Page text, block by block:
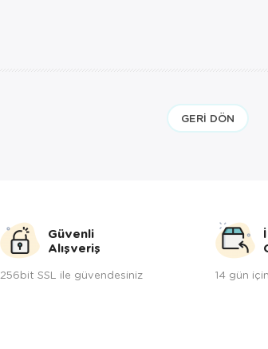
GERI DÖN
Güvenli
Alışveriş
256bit SSL ile güvendesiniz 14 gün